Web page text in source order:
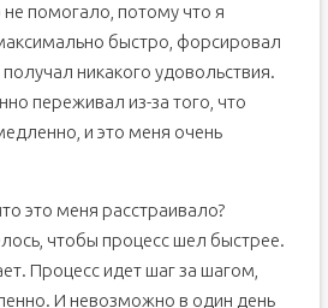
помогало, потому что я
быстро, форсировал
получал никакого удовольствия.
переживал из-за того, что
и это меня очень
это меня расстраивало?
чтобы процесс шел быстрее.
Процесс идет шаг за шагом,
И невозможно в один день